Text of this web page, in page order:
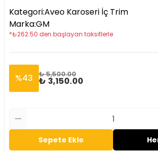
Kategori:Aveo Karoseri İç Trim
Marka:GM
*₺262.50 den başlayan taksitlerle
%43 ₺ 5,500.00
₺ 3,150.00
Sepete Ekle